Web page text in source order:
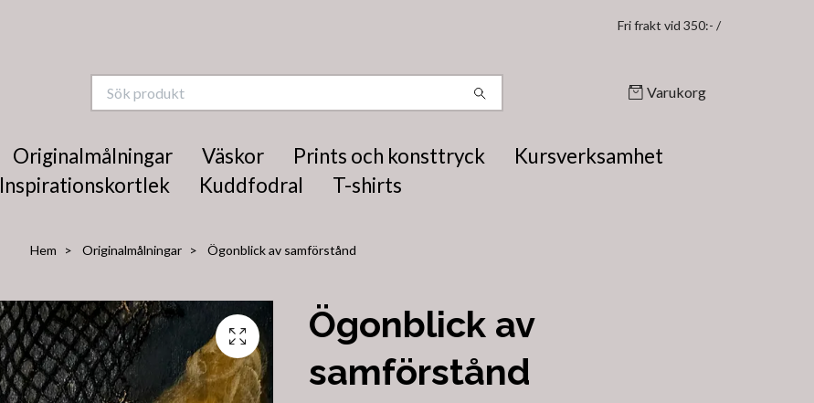
Fri frakt vid 350:- /
Varukorg
Originalmålningar Väskor Prints och konsttryck
Kursverksamhet
Inspirationskortlek
Kuddfodral T-shirts
Hem Originalmålningar Ögonblick av samförstånd
Ögonblick av
samförstånd